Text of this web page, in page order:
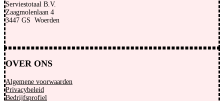
Serviestotaal B.V.
Zaagmolenlaan 4
3447 GS Woerden
OVER ONS
Algemene voorwaarden
Privacybeleid
Bedrijfsprofiel